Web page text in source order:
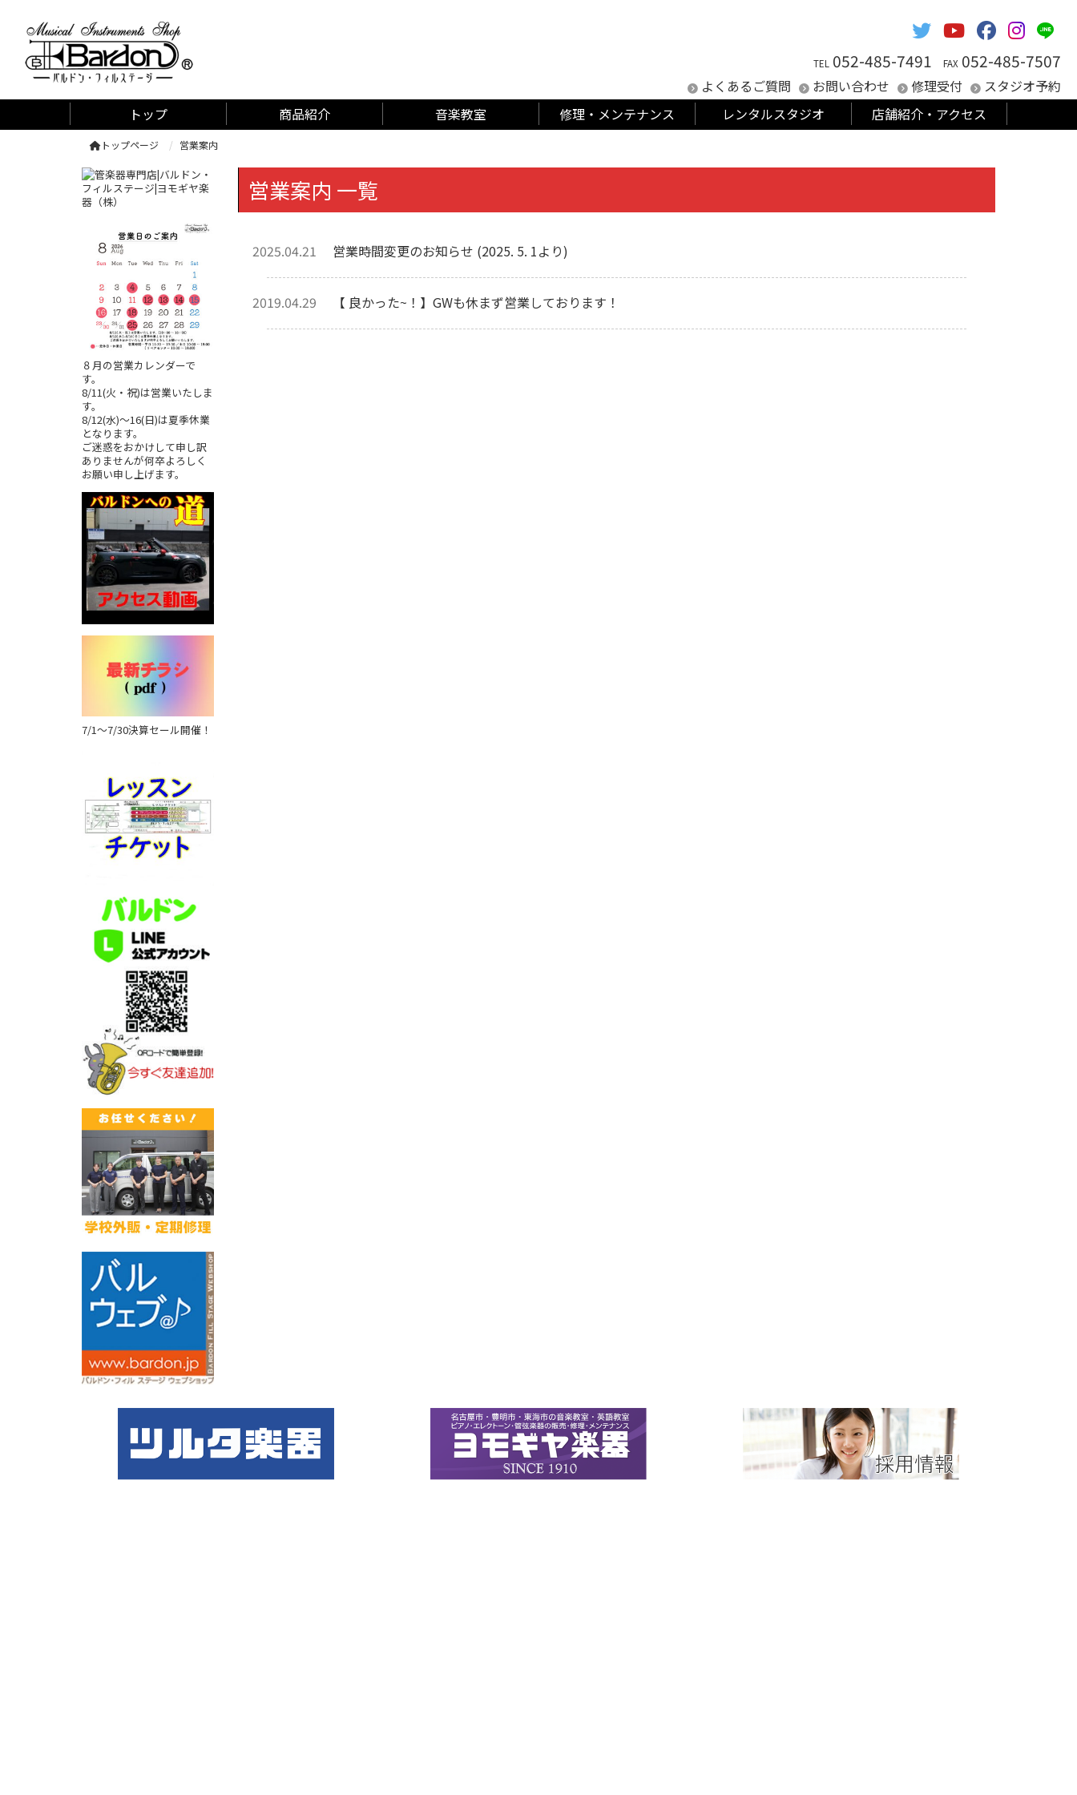
TEL 052-485-7491 FAX 052-485-7507
よくあるご質問 お問い合わせ 修理受付
スタジオ予約
トップ
商品紹介 音楽教室 修理・メンテナンス レンタルスタジオ 店舗紹介・アクセス
トップページ 営業案内
営業案内 一覧
2025.04.21 営業時間変更のお知らせ (2025. 5. 1より)
2019.04.29 【 良かった~！】GWも休まず営業しております！
８月の営業カレンダーで
す。
8/11(火・祝)は営業いたしま
す。
8/12(水)～16(日)は夏季休業
となります。
ご迷惑をおかけして申し訳
ありませんが何卒よろしく
お願い申し上げます。
7/1～7/30決算セール開催！